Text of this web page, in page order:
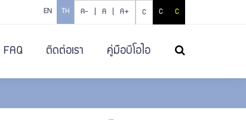
EN TH A- | A | A+ C C C
FAQ ติดต่อเรา คู่มือบีโอไอ
ค้นหา